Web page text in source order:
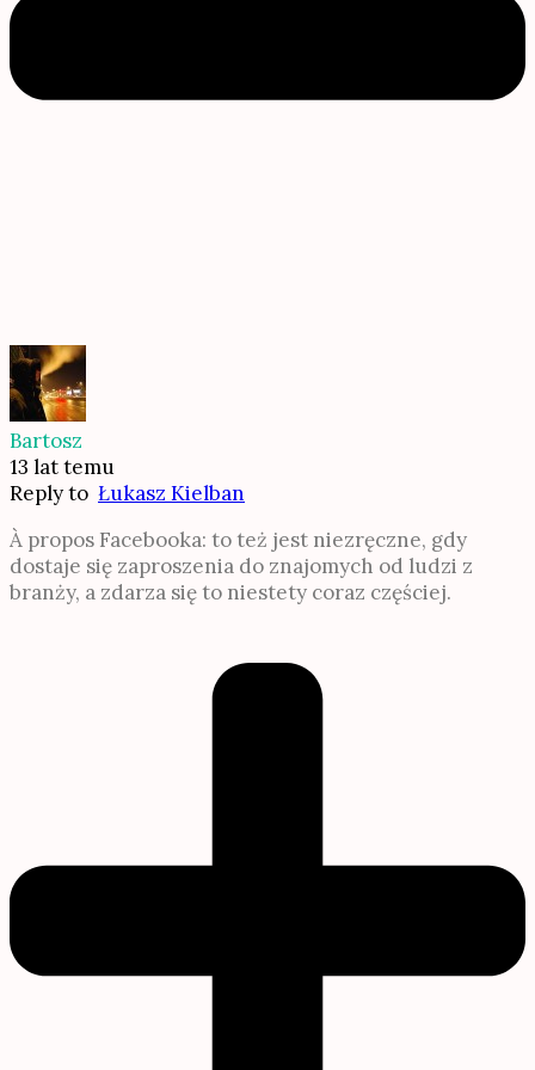
Bartosz
13 lat temu
Reply to Łukasz Kielban
À propos Facebooka: to też jest niezręczne, gdy
dostaje się zaproszenia do znajomych od ludzi z
branży, a zdarza się to niestety coraz częściej.